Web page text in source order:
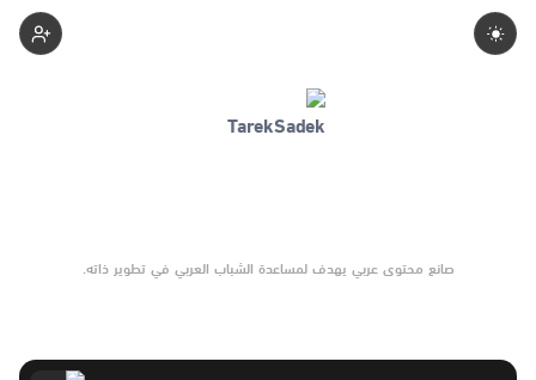
صانع محتوى عربي يهدف لمساعدة الشباب العربي في تطوير ذاته.